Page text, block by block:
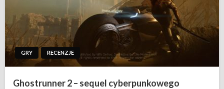
GRY RECENZJE
Ghostrunner 2 – sequel cyberpunkowego